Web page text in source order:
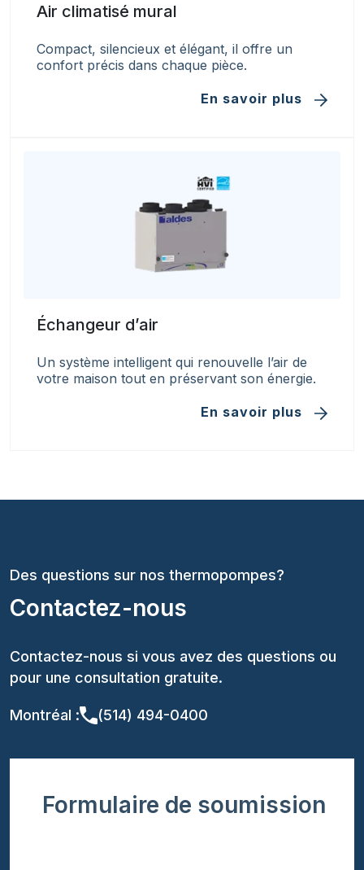
Air climatisé mural
Compact, silencieux et élégant, il offre un
confort précis dans chaque pièce.
En savoir plus
Échangeur d’air
Un système intelligent qui renouvelle l’air de
votre maison tout en préservant son énergie.
En savoir plus
Des questions sur nos thermopompes?
Contactez-nous
Contactez-nous si vous avez des questions ou
pour une consultation gratuite.
Montréal : (514) 494-0400
Formulaire de soumission